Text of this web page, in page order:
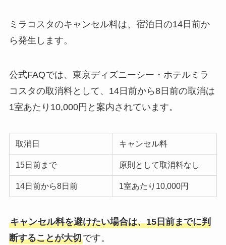
ミラコスタのキャンセル料は、宿泊日の14日前か
ら発生します。
公式FAQでは、東京ディズニーシー・ホテルミラ
コスタの取消料として、14日前から8日前の取消は
1室あたり10,000円と案内されています。
取消日 キャンセル料
15日前まで 原則として取消料なし
14日前から8日前 1室あたり10,000円
キャンセル料を避けたい場合は、15日前までに判
断することが大切です。